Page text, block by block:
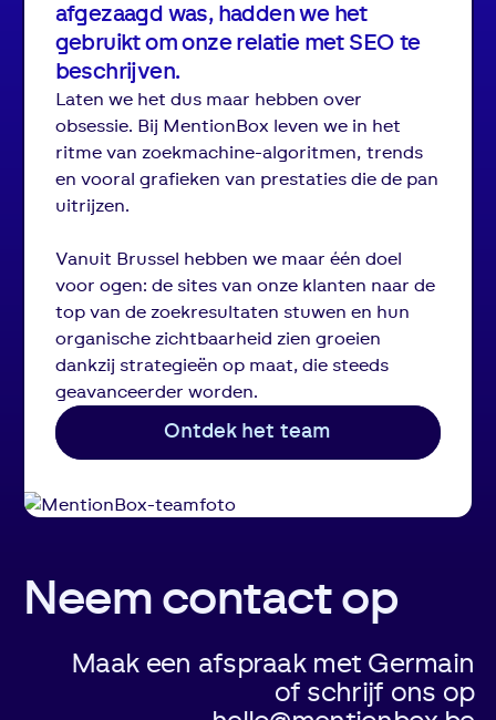
afgezaagd was, hadden we het
gebruikt om onze relatie met SEO te
beschrijven.
Laten we het dus maar hebben over
obsessie. Bij MentionBox leven we in het
ritme van zoekmachine-algoritmen, trends
en vooral grafieken van prestaties die de pan
uitrijzen.
Vanuit Brussel hebben we maar één doel
voor ogen: de sites van onze klanten naar de
top van de zoekresultaten stuwen en hun
organische zichtbaarheid zien groeien
dankzij strategieën op maat, die steeds
geavanceerder worden.
Ontdek het team
Neem contact op
Maak een afspraak met Germain
of schrijf ons op